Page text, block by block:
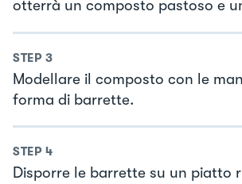
otterrà un composto pastoso e
STEP 3
Modellare il composto con le
forma di barrette.
STEP 4
Disporre le barrette su un piatto